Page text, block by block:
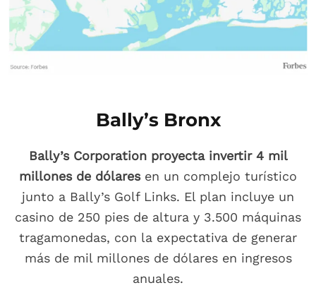
Bally’s Bronx
Bally’s Corporation proyecta invertir 4 mil
millones de dólaresen un complejo turístico
junto a Bally’s Golf Links. El plan incluye un
casino de 250 pies de altura y 3.500 máquinas
tragamonedas, con la expectativa de generar
más de mil millones de dólares en ingresos
anuales.